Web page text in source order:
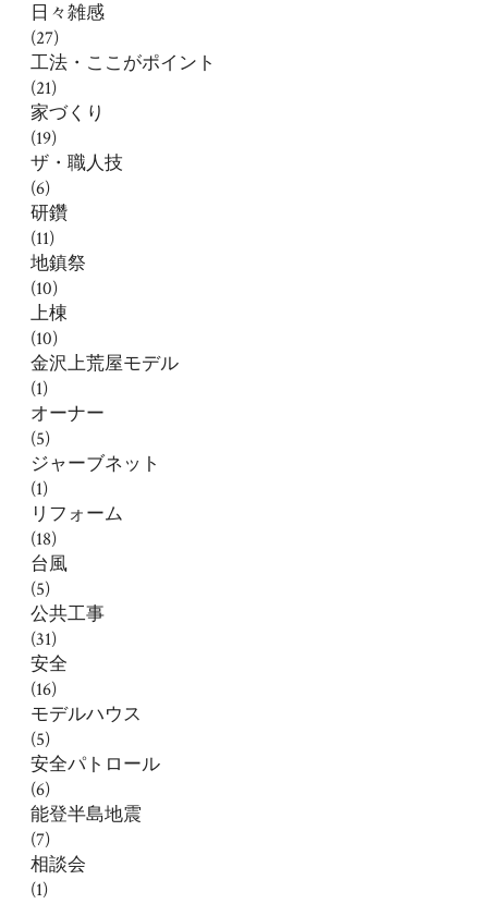
日々雑感
(27)
工法・ここがポイント
(21)
家づくり
(19)
ザ・職人技
(6)
研鑽
(11)
地鎮祭
(10)
上棟
(10)
金沢上荒屋モデル
(1)
オーナー
(5)
ジャーブネット
(1)
リフォーム
(18)
台風
(5)
公共工事
(31)
安全
(16)
モデルハウス
(5)
安全パトロール
(6)
能登半島地震
(7)
相談会
(1)